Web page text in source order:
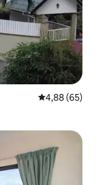
Średnia
4,88 (65)